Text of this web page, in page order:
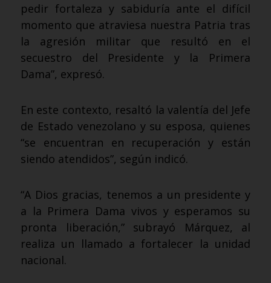
pedir fortaleza y sabiduría ante el difícil
momento que atraviesa nuestra Patria tras
la agresión militar que resultó en el
secuestro del Presidente y la Primera
Dama”, expresó.
En este contexto, resaltó la valentía del Jefe
de Estado venezolano y su esposa, quienes
“se encuentran en recuperación y están
siendo atendidos”, según indicó.
“A Dios gracias, tenemos a un presidente y
a la Primera Dama vivos y esperamos su
pronta liberación,” subrayó Márquez, al
realiza un llamado a fortalecer la unidad
nacional.